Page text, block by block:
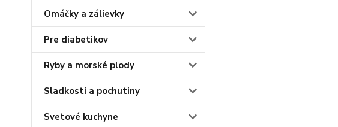
Omáčky a zálievky
Pre diabetikov
Ryby a morské plody
Sladkosti a pochutiny
Svetové kuchyne